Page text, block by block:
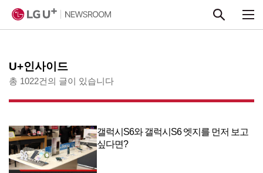
U+인사이드
총 1022건의 글이 있습니다
갤럭시S6와 갤럭시S6 엣지를 먼저 보고
싶다면?